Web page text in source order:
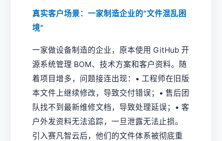
真实客户场景：一家制造企业的“文件混乱困
境”
一家做设备制造的企业，原本使用 GitHub 开
源系统管理 BOM、技术方案和客户资料。随
着项目增多，问题接连出现：• 工程师在旧版
本文件上继续修改，导致交付错误；• 售后团
队找不到最新维修文档，导致处理延误；• 客
户外发资料无法追踪，一旦泄露无法止损。
引入赛凡智云后，他们的文件体系被彻底重